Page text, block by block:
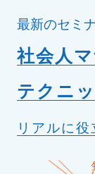
最新のセミ
社会人
テクニ
リアルに役